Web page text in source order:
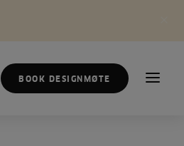
BOOK DESIGNMØTE